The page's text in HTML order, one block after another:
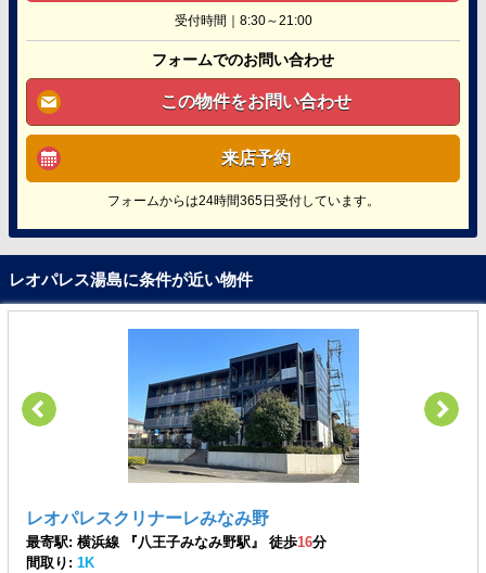
受付時間｜8:30～21:00
フォームでのお問い合わせ
この物件をお問い合わせ
来店予約
フォームからは24時間365日受付しています。
レオパレス湯島に条件が近い物件
レオパレスクリナーレみなみ野
最寄駅: 横浜線 『八王子みなみ野駅』 徒歩16分
間取り: 1K